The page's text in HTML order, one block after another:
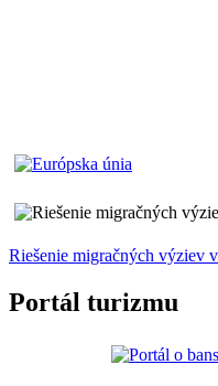
Riešenie migračných výziev
Portál turizmu